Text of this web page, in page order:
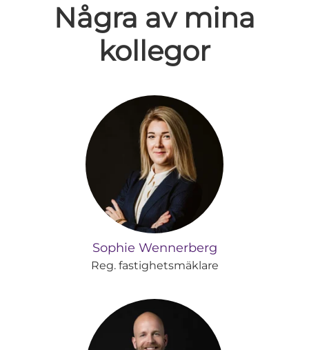
Några av mina
kollegor
Sophie Wennerberg
Reg. fastighetsmäklare